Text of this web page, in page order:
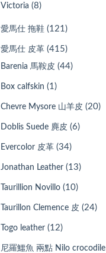
Victoria (8)
愛馬仕 拖鞋 (121)
愛馬仕 皮革 (415)
Barenia 馬鞍皮 (44)
Box calfskin (1)
Chevre Mysore 山羊皮 (20)
Doblis Suede 麂皮 (6)
Evercolor 皮革 (34)
Jonathan Leather (13)
Taurillion Novillo (10)
Taurillon Clemence 皮 (24)
Togo leather (12)
尼羅鱷魚 兩點 Nilo crocodile